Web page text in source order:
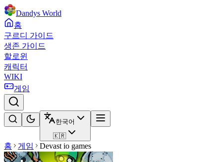
Dandys World
홈
구르디 가이드
생존 가이드
할로윈
캐릭터
WIKI
게임
한국어
🇰🇷
홈 게임 Devast io games